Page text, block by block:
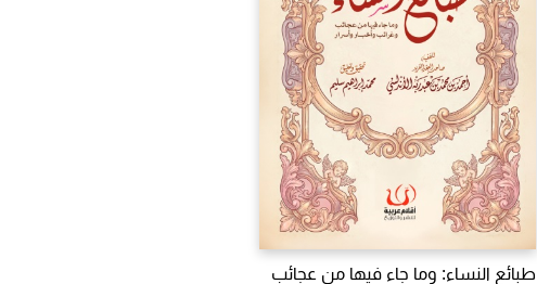
طبائع النساء: وما جاء فيها من عجائب